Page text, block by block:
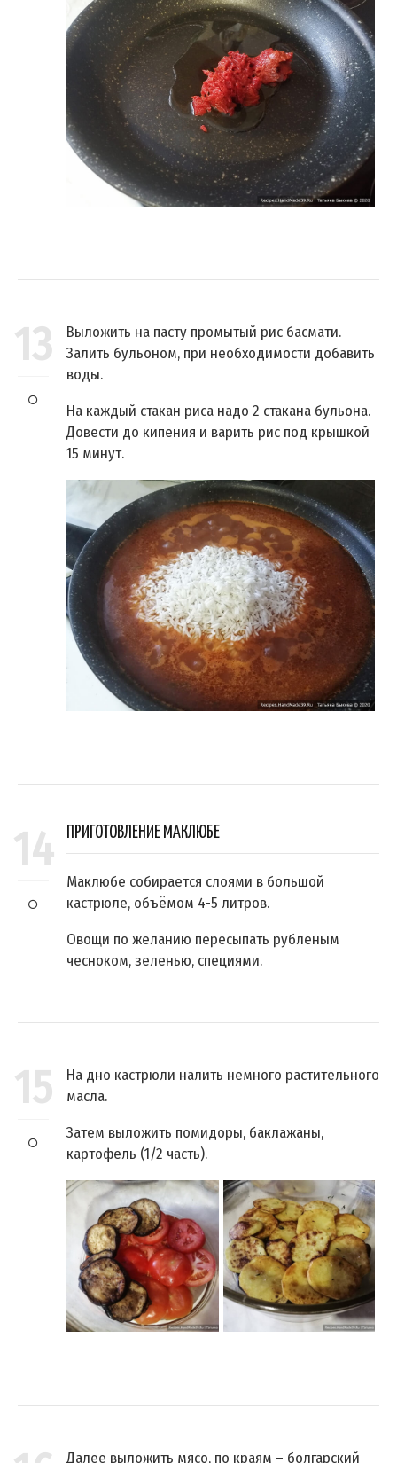
13
Выложить на пасту промытый рис басмати.
Залить бульоном, при необходимости добавить
воды.
На каждый стакан риса надо 2 стакана бульона.
Довести до кипения и варить рис под крышкой
15 минут.
14 ПРИГОТОВЛЕНИЕ МАКЛЮБЕ
Маклюбе собирается слоями в большой
кастрюле, объёмом 4-5 литров.
Овощи по желанию пересыпать рубленым
чесноком, зеленью, специями.
15
На дно кастрюли налить немного растительного
масла.
Затем выложить помидоры, баклажаны,
картофель (1/2 часть).
Далее выложить мясо, по краям – болгарский